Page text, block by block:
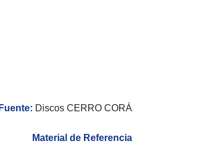
Fuente: Discos CERRO CORÁ
Material de Referencia